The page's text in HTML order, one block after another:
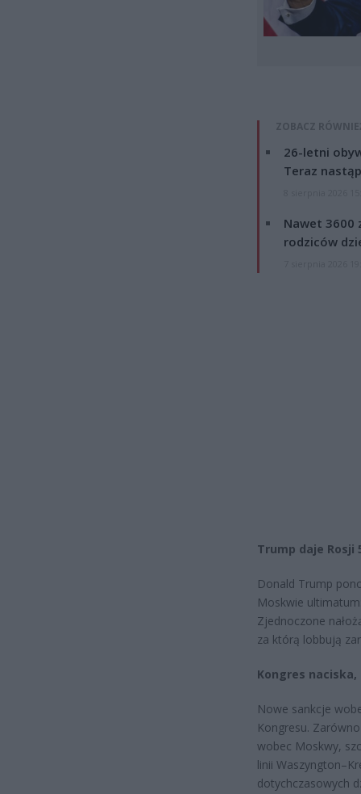
ZOBACZ
26-letni
Teraz
Nawet 3600
rodziców
Trump daje Rosji
Donald Trump
Moskwie
Zjednoczone
za którą lobbują
Kongres
Nowe sankcje
Kongresu.
wobec Moskwy,
linii
dotychczasowych